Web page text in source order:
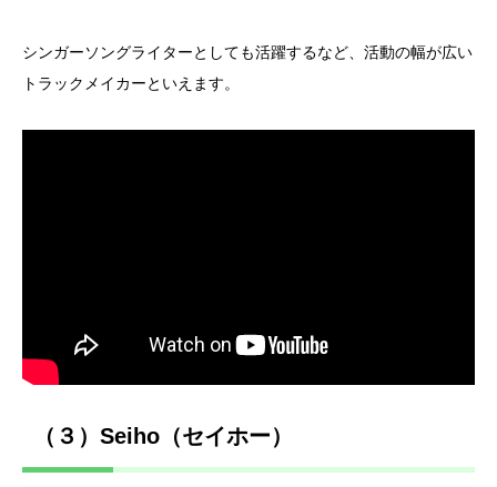
シンガーソングライターとしても活躍するなど、活動の幅が広い
トラックメイカーといえます。
（３）Seiho（セイホー）